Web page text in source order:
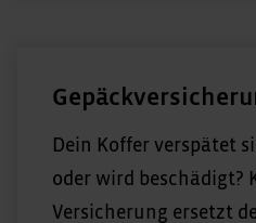
Dein Koffer verspätet
oder wird beschädigt?
Versicherung ersetzt